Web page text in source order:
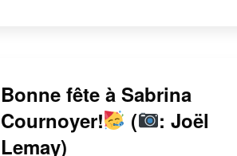
Bonne fête à Sabrina
Cournoyer!
(
: Joël
Lemay)